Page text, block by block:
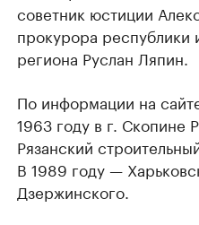
советник юстиции
прокурора республики
региона Руслан Ляпин.
По информации на
1963 году в г. Скопине
Рязанский
В 1989 году —
Дзержинского.